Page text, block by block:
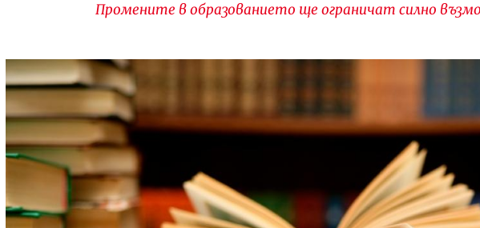
Промените в образованието ще ограничат силно